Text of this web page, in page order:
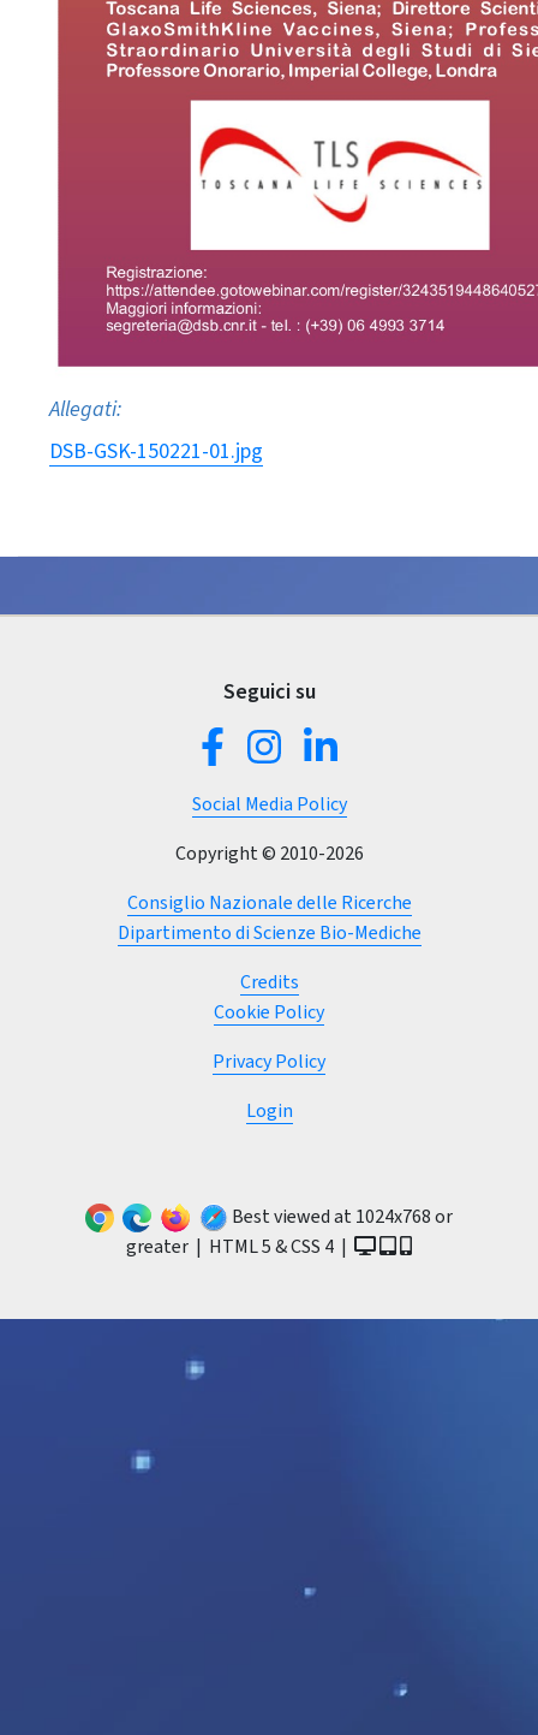
Allegati:
DSB-GSK-150221-01.jpg
Seguici su
Social Media Policy
Copyright © 2010-2026
Consiglio Nazionale delle Ricerche
Dipartimento di Scienze Bio-Mediche
Credits
Cookie Policy
Privacy Policy
Login(current)
Best viewed at 1024x768 or
greater | HTML 5 & CSS 4 |